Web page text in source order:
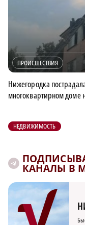
ПРОИСШЕСТВИЯ
Нижегородка
многоквартирном доме
НЕДВИЖИМОСТЬ
КАНАЛЫ В